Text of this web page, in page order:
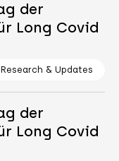
der
Long Covid
Research & Updates
der
Long Covid